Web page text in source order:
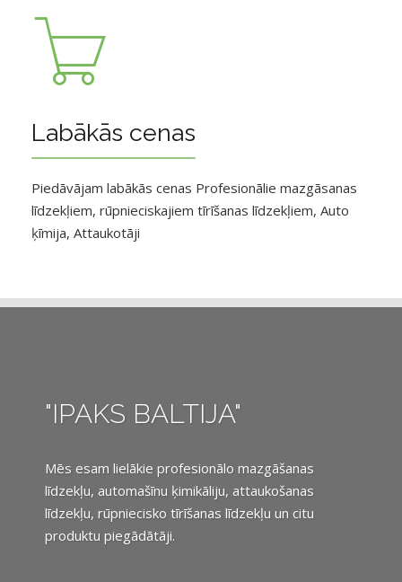
Labākās cenas
Piedāvājam labākās cenas Profesionālie mazgāsanas
līdzekļiem, rūpnieciskajiem tīrīšanas līdzekļiem, Auto
ķīmija, Attaukotāji
"IPAKS BALTIJA"
Mēs esam lielākie profesionālo mazgāšanas
līdzekļu, automašīnu ķimikāliju, attaukošanas
līdzekļu, rūpniecisko tīrīšanas līdzekļu un citu
produktu piegādātāji.